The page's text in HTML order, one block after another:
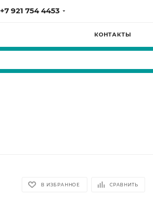
+7 921 754 4453
КОНТАКТЫ
В ИЗБРАННОЕ СРАВНИТЬ